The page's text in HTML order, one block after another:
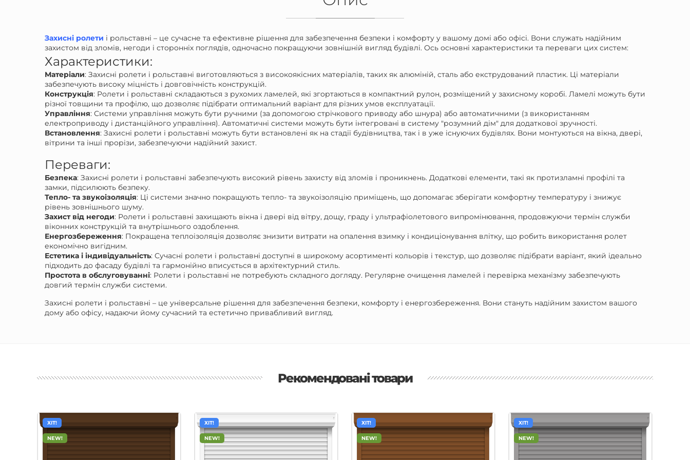
Захисні ролети і рольставні – це сучасне та ефективне рішення для забезпечення безпеки і комфорту у вашому домі або офісі. Вони служать надійним
захистом від зломів, негоди і сторонніх поглядів, одночасно покращуючи зовнішній вигляд будівлі. Ось основні характеристики та переваги цих систем:
Характеристики:
Матеріали: Захисні ролети і рольставні виготовляються з високоякісних матеріалів, таких як алюміній, сталь або екструдований пластик. Ці матеріали
забезпечують високу міцність і довговічність конструкцій.
Конструкція: Ролети і рольставні складаються з рухомих ламелей, які згортаються в компактний рулон, розміщений у захисному коробі. Ламелі можуть бути
різної товщини та профілю, що дозволяє підібрати оптимальний варіант для різних умов експлуатації.
Управління: Системи управління можуть бути ручними (за допомогою стрічкового приводу або шнура) або автоматичними (з використанням
електроприводу і дистанційного управління). Автоматичні системи можуть бути інтегровані в систему "розумний дім" для додаткової зручності.
Встановлення: Захисні ролети і рольставні можуть бути встановлені як на стадії будівництва, так і в уже існуючих будівлях. Вони монтуються на вікна, двері,
вітрини та інші прорізи, забезпечуючи надійний захист.
Переваги:
Безпека: Захисні ролети і рольставні забезпечують високий рівень захисту від зломів і проникнень. Додаткові елементи, такі як протизламні профілі та
замки, підсилюють безпеку.
Тепло- та звукоізоляція: Ці системи значно покращують тепло- та звукоізоляцію приміщень, що допомагає зберігати комфортну температуру і знижує
рівень зовнішнього шуму.
Захист від негоди: Ролети і рольставні захищають вікна і двері від вітру, дощу, граду і ультрафіолетового випромінювання, продовжуючи термін служби
віконних конструкцій та внутрішнього оздоблення.
Енергозбереження: Покращена теплоізоляція дозволяє знизити витрати на опалення взимку і кондиціонування влітку, що робить використання ролет
економічно вигідним.
Естетика і індивідуальність: Сучасні ролети і рольставні доступні в широкому асортименті кольорів і текстур, що дозволяє підібрати варіант, який ідеально
підходить до фасаду будівлі та гармонійно вписується в архітектурний стиль.
Простота в обслуговуванні: Ролети і рольставні не потребують складного догляду. Регулярне очищення ламелей і перевірка механізму забезпечують
довгий термін служби системи.
Захисні ролети і рольставні – це універсальне рішення для забезпечення безпеки, комфорту і енергозбереження. Вони стануть надійним захистом вашого
дому або офісу, надаючи йому сучасний та естетично привабливий вигляд.
Рекомендовані товари
ХІТ!
NEW!
ХІТ!
NEW!
ХІТ!
NEW!
ХІТ!
NEW!